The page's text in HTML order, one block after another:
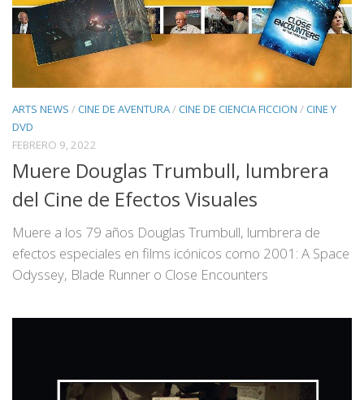
ARTS NEWS /CINE DE AVENTURA/CINE DE CIENCIA FICCION /CINE Y
DVD
FEBRERO 9, 2022
Muere Douglas Trumbull, lumbrera
del Cine de Efectos Visuales
Muere a los 79 años Douglas Trumbull, lumbrera de
efectos especiales en films icónicos como 2001: A Space
Odyssey, Blade Runner o Close Encounters